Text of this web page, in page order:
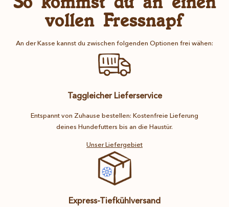
vollen Fressnapf
An der Kasse kannst du zwischen folgenden Optionen frei wähen:
Taggleicher Lieferservice
Entspannt von Zuhause bestellen: Kostenfreie Lieferung
deines Hundefutters bis an die Haustür.
Unser Liefergebiet
Express-Tiefkühlversand